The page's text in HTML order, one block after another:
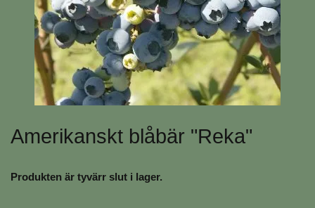
Amerikanskt blåbär "Reka"
Produkten är tyvärr slut i lager.